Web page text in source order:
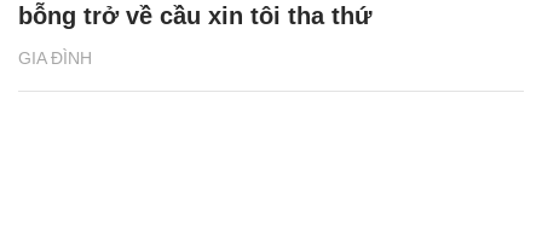
GIA ĐÌNH
bỗng trở về cầu xin tôi tha thứ